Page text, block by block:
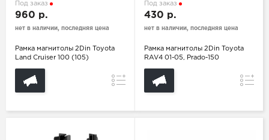
Под заказ
960 р.
нет в наличии, последняя цена
Рамка магнитолы 2Din Toyota
Land Cruiser 100 (105)
Сравнение
Под заказ
430 р.
нет в наличии, последняя цена
Рамка магнитолы 2Din Toyota
RAV4 01-05, Prado-150